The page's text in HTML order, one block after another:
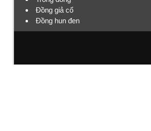
Đồng giả cổ
Đồng hun đen